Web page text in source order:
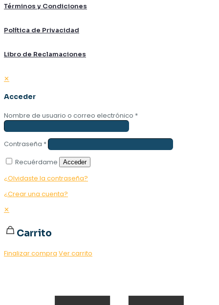
Términos y Condiciones
Política de Privacidad
Libro de Reclamaciones
✕
Acceder
Nombre de usuario o correo electrónico *
Contraseña *
Recuérdame
Acceder
¿Olvidaste la contraseña?
¿Crear una cuenta?
✕
Carrito
Finalizar compra Ver carrito